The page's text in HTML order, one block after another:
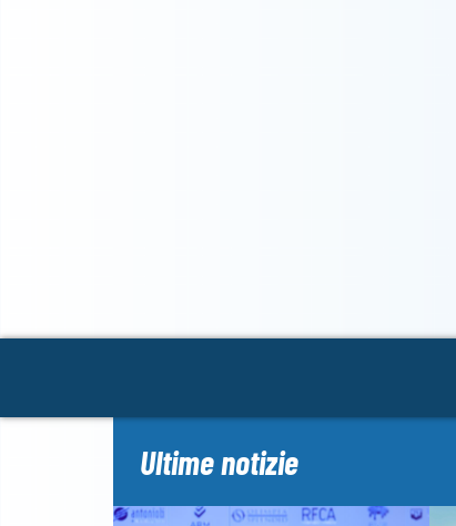
Ultime notizie